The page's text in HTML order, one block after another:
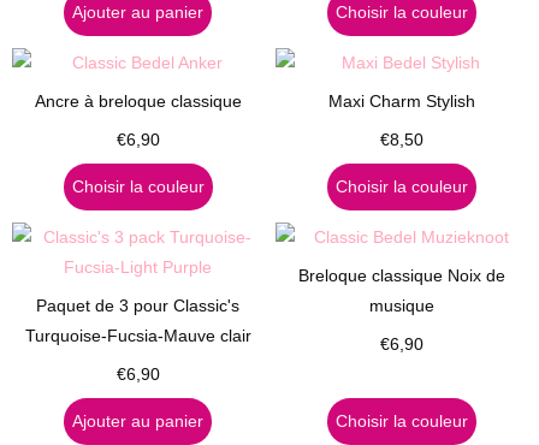
Ajouter au panier Choisir la couleur
Ancre à breloque classique
€6,90
Choisir la couleur
Maxi Charm Stylish
€8,50
Choisir la couleur
Paquet de 3 pour Classic's
Turquoise-Fucsia-Mauve clair
€6,90
Ajouter au panier
Breloque classique Noix de
musique
€6,90
Choisir la couleur